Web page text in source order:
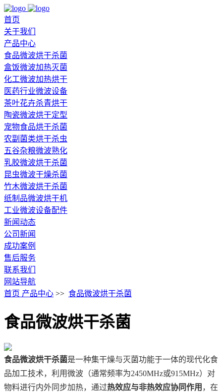
首页
关于我们
产品中心
食品微波烘干杀菌
盒饭微波加热灭菌
化工微波加热烘干
医药行业微波设备
茶叶花卉杀青烘干
陶瓷微波烘干定型
宠物食品烘干杀菌
农副菌类烘干杀虫
五谷杂粮微波熟化
乳胶微波烘干杀菌
昆虫微波干燥杀菌
竹木微波烘干杀菌
纸制品微波烘干机
工业微波设备配件
新闻动态
公司新闻
成功案例
售后服务
联系我们
网站导航
首页 产品中心 >> 食品微波烘干杀菌
食品微波烘干杀菌
食品微波烘干杀菌‌是一种集干燥与灭菌功能于一体的现代化食
品加工技术，利用微波（通常频率为2450MHz或915MHz）对
物料进行内外同步加热，通过‌热效应与非热效应协同作用 ‌，在